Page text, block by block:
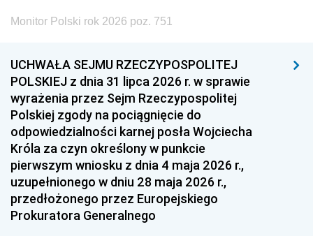
Monitor Polski rok 2026 poz. 751
UCHWAŁA SEJMU RZECZYPOSPOLITEJ
POLSKIEJ z dnia 31 lipca 2026 r. w sprawie
wyrażenia przez Sejm Rzeczypospolitej
Polskiej zgody na pociągnięcie do
odpowiedzialności karnej posła Wojciecha
Króla za czyn określony w punkcie
pierwszym wniosku z dnia 4 maja 2026 r.,
uzupełnionego w dniu 28 maja 2026 r.,
przedłożonego przez Europejskiego
Prokuratora Generalnego